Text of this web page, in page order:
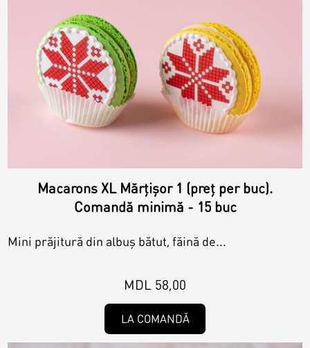
Macarons XL Mărțișor 1 (preț per buc).
Comandă minimă - 15 buc
Mini prăjitură din albuș bătut, făină de...
MDL 58,00
LA COMANDĂ